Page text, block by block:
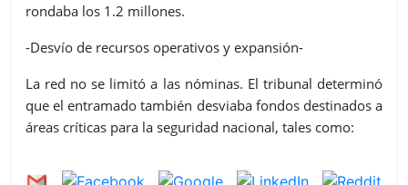
rondaba los 1.2 millones.
-Desvío de recursos operativos y expansión-
La red no se limitó a las nóminas. El tribunal determinó
que el entramado también desviaba fondos destinados a
áreas críticas para la seguridad nacional, tales como: